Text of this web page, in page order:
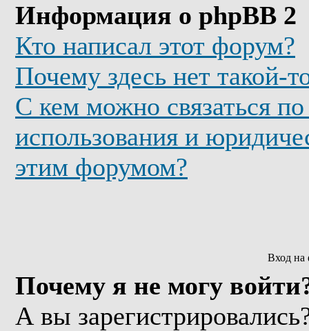
Информация о phpBB 2
Кто написал этот форум?
Почему здесь нет такой-
С кем можно связаться
использования и
этим форумом?
Вход на
Почему я не могу
А вы